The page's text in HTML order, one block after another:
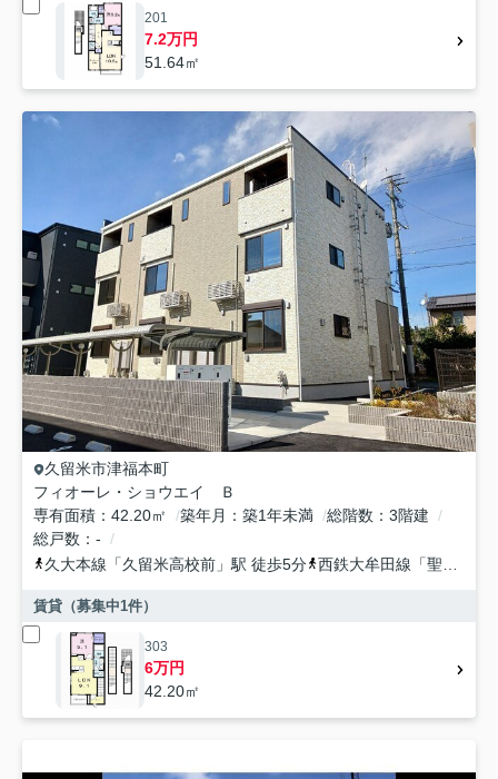
201
7.2万円
51.64㎡
久留米市津福本町
フィオーレ・ショウエイ Ｂ
専有面積
42.20㎡ 築年月 築1年未満 総階数
3階建
総戸数
-
久大本線 「久留米高校前 」駅 徒歩5分 西鉄大牟田線 「聖マリア病院前
賃貸（募集中1件）
303
6万円
42.20㎡